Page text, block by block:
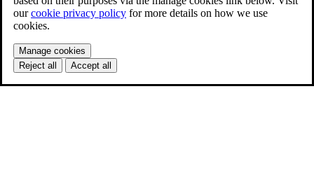
ourcookie privacy policy for more details on how we use
cookies.
Manage cookies
Reject all
Accept all